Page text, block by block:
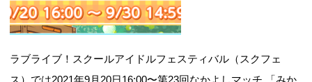
ラブライブ！スクールアイドルフェスティバル（スクフェ
ス）では2021年9月20日16:00〜第23回なかよしマッチ 「みか